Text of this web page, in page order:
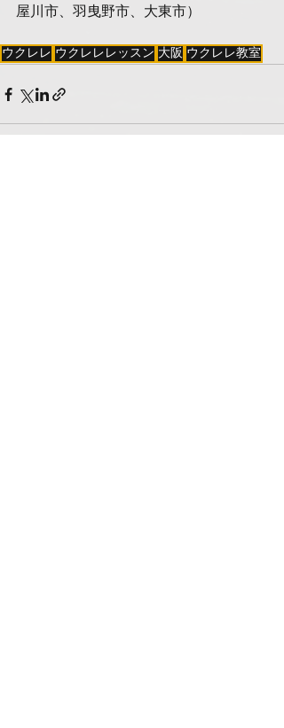
屋川市、羽曳野市、大東市）
ウクレレ ウクレレレッスン 大阪 ウクレレ教室